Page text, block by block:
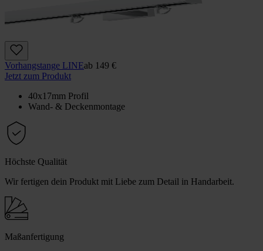
Vorhangstange LINEab 149 €
Jetzt zum Produkt
40x17mm Profil
Wand- & Deckenmontage
Höchste Qualität
Wir fertigen dein Produkt mit Liebe zum Detail in Handarbeit.
Maßanfertigung